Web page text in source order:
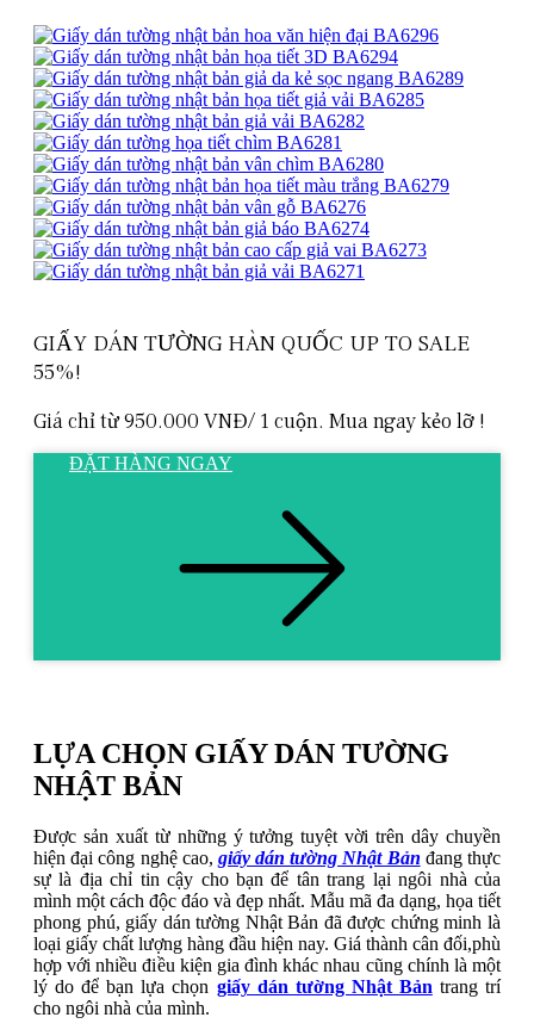
GIẤY DÁN TƯỜNG HÀN QUỐC UP TO SALE
55%!
Giá chỉ từ 950.000 VNĐ/ 1 cuộn. Mua ngay kẻo lỡ !
ĐẶT HÀNG NGAY
LỰA CHỌN GIẤY DÁN TƯỜNG
NHẬT BẢN
Được sản xuất từ những ý tưởng tuyệt vời trên dây chuyền
hiện đại công nghệ cao, giấy dán tường Nhật Bản đang thực
sự là địa chỉ tin cậy cho bạn để tân trang lại ngôi nhà của
mình một cách độc đáo và đẹp nhất. Mẫu mã đa dạng, họa tiết
phong phú, giấy dán tường Nhật Bản đã được chứng minh là
loại giấy chất lượng hàng đầu hiện nay. Giá thành cân đối,phù
hợp với nhiều điều kiện gia đình khác nhau cũng chính là một
lý do để bạn lựa chọn giấy dán tường Nhật Bản trang trí
cho ngôi nhà của mình.